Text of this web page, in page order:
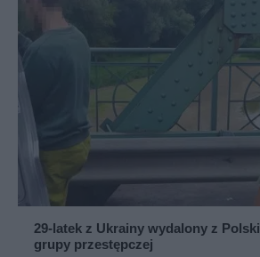
29-latek z Ukrainy wydalony z
grupy przestępczej